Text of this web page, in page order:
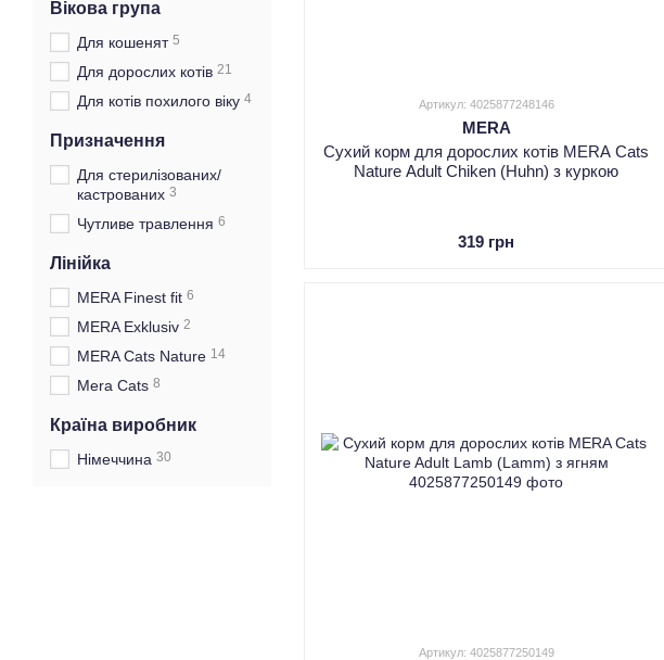
Артикул: 4025877248146
MERA
Сухий корм для дорослих котів MERA Cats
Nature Adult Chiken (Huhn) з куркою
319 грн
Артикул: 4025877250149
Вікова група
Для кошенят 5
Для дорослих котів 21
Для котів похилого віку 4
Призначення
Для стерилізованих/
кастрованих 3
Чутливе травлення 6
Лінійка
MERA Finest fit 6
MERA Exklusiv 2
MERA Cats Nature 14
Mera Cats 8
Країна виробник
Німеччина 30